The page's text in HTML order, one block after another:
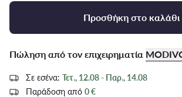
Προσθήκη στο καλάθι
Πώληση από τον επιχειρηματία
Σε εσένα: Τετ., 12.08 - Παρ., 14.08
Παράδοση από 0 €